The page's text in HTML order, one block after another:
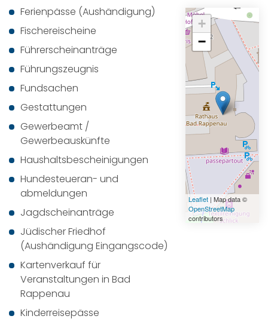
Ferienpässe (Aushändigung)
Fischereischeine
Führerscheinanträge
Führungszeugnis
Fundsachen
Gestattungen
Gewerbeamt /
Gewerbeauskünfte
Haushaltsbescheinigungen
Hundesteueran- und
abmeldungen
Jagdscheinanträge
Jüdischer Friedhof
(Aushändigung Eingangscode)
Kartenverkauf für
Veranstaltungen in Bad
Rappenau
Kinderreisepässe
+
−
Leaflet| Map data ©
OpenStreetMap
contributors